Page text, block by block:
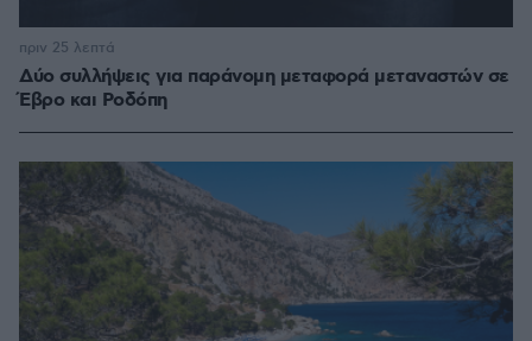
Δύο συλλήψεις για παράνομη μεταφορά μεταναστών σε
Έβρο και Ροδόπη
πριν 25 λεπτά